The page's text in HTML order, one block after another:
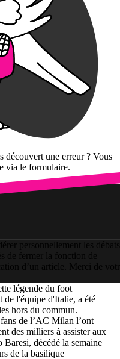
découvert une erreur ? Vous
via le formulaire.
personnellement les débats
de fermer la fonction de
d’un article. Merci de
légende du foot
l'équipe d'Italie, a été
hors du commun.
de l’AC Milan l’ont
des milliers à assister aux
Baresi, décédé la semaine
de la basilique